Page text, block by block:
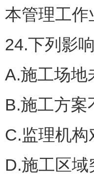
本管理工作
24.下列影
A.施工场地
B.施工方案
C.监理机
D.施工区